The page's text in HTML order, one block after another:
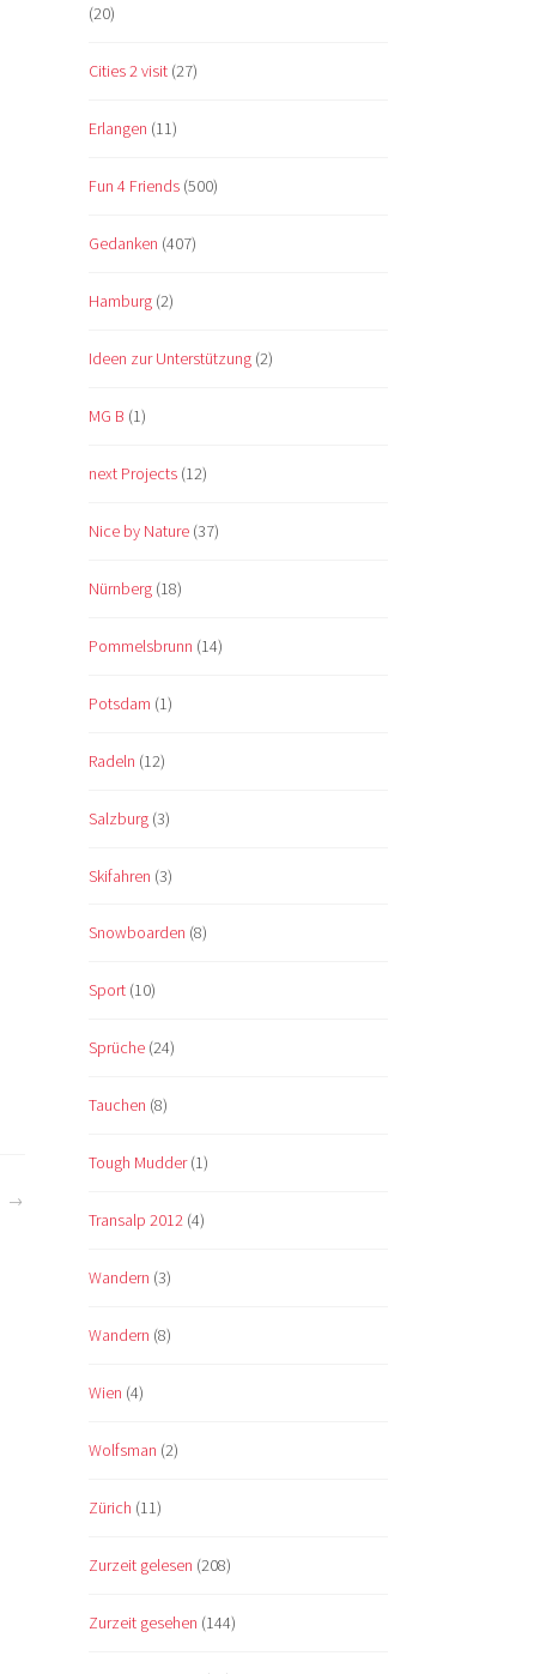
(20)
Cities 2 visit (27)
Erlangen (11)
Fun 4 Friends (500)
Gedanken (407)
Hamburg (2)
Ideen zur Unterstützung (2)
MG B (1)
next Projects (12)
Nice by Nature (37)
Nürnberg (18)
Pommelsbrunn (14)
Potsdam (1)
Radeln (12)
Salzburg (3)
Skifahren (3)
Snowboarden (8)
Sport (10)
Sprüche (24)
Tauchen (8)
Tough Mudder(1)
Transalp 2012 (4)
Wandern (3)
Wandern (8)
Wien (4)
Wolfsman (2)
Zürich (11)
Zurzeit gelesen (208)
Zurzeit gesehen (144)